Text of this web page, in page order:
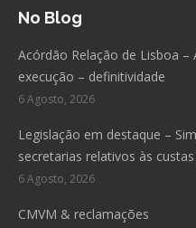
No Blog
Acórdão Relação de Lisboa
execução – definitividade
6 Agosto, 2026
Legislação em destaque –
secretarias relativos às
6 Agosto, 2026
CMVM & reclamações